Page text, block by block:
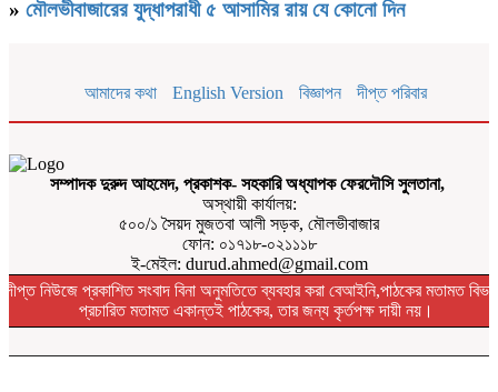
» মৌলভীবাজারের যুদ্ধাপরাধী ৫ আসামির রায় যে কোনো দিন
আমাদের কথা English Version বিজ্ঞাপন দীপ্ত পরিবার
সম্পাদক দুরুদ আহমেদ, প্রকাশক- সহকারি অধ্যাপক ফেরদৌসি সুলতানা,
অস্থায়ী কার্যালয়:
৫০০/১ সৈয়দ মুজতবা আলী সড়ক, মৌলভীবাজার
ফোন: ০১৭১৮-০২১১১৮
ই-মেইল: durud.ahmed@gmail.com
দীপ্ত নিউজে প্রকাশিত সংবাদ বিনা অনুমতিতে ব্যবহার করা বেআইনি,পাঠকের মতামত
প্রচারিত মতামত একান্তই পাঠকের, তার জন্য কৃর্তপক্ষ দায়ী নয়।